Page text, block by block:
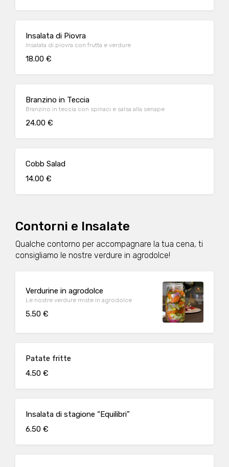
Insalata di Piovra
Insalata di piovra con frutta e verdure
18.00 €
Branzino in Teccia
Branzino in teccia con spinaci e salsa alla senape
24.00 €
Cobb Salad
14.00 €
Contorni e Insalate
Qualche contorno per accompagnare la tua cena, ti
consigliamo le nostre verdure in agrodolce!
Verdurine in agrodolce
Le nostre verdure miste in agrodolce
5.50 €
Patate fritte
4.50 €
Insalata di stagione “Equilibri”
6.50 €